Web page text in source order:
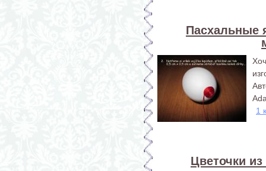
Пасхальные
1
Цветочки из